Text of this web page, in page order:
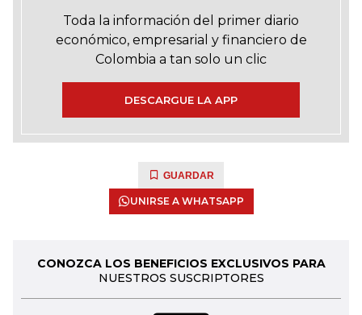
Toda la información del primer diario
económico, empresarial y financiero de
Colombia a tan solo un clic
DESCARGUE LA APP
GUARDAR
UNIRSE A WHATSAPP
CONOZCA LOS BENEFICIOS EXCLUSIVOS PARA
NUESTROS SUSCRIPTORES